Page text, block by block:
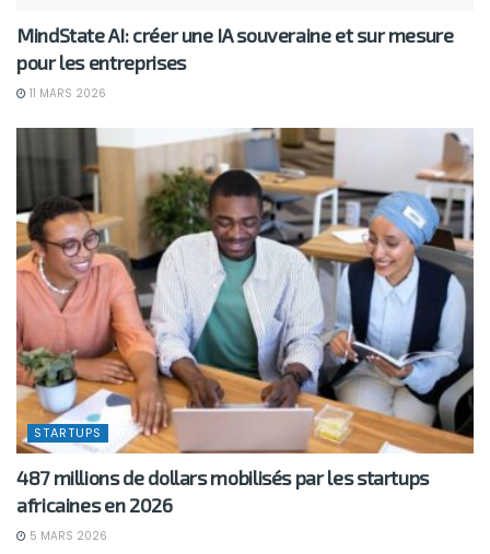
MindState AI: créer une IA souveraine et sur mesure
pour les entreprises
11 MARS 2026
STARTUPS
487 millions de dollars mobilisés par les startups
africaines en 2026
5 MARS 2026